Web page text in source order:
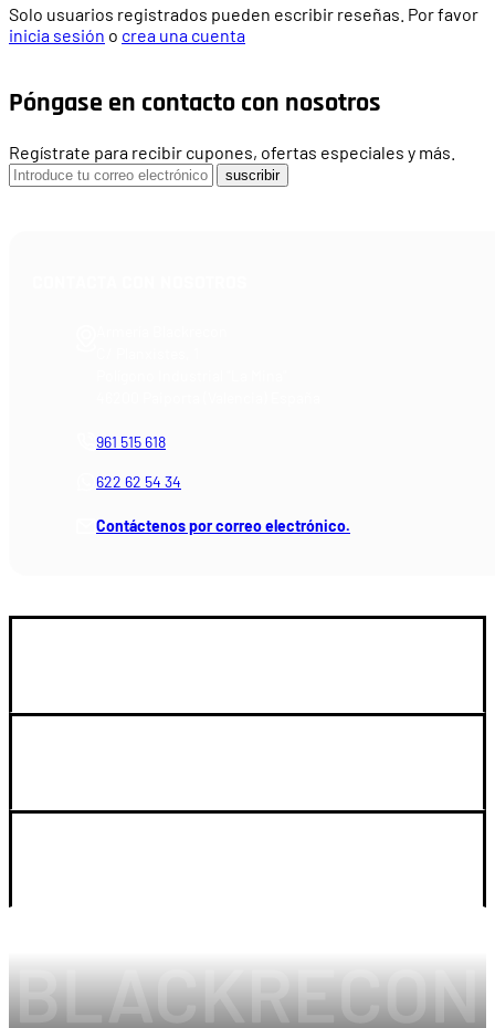
Solo usuarios registrados pueden escribir reseñas. Por favor
inicia sesión o crea una cuenta
Póngase en contacto con nosotros
Regístrate para recibir cupones, ofertas especiales y más.
suscribir
961 515 618
622 62 54 34
Contáctenos por correo electrónico.